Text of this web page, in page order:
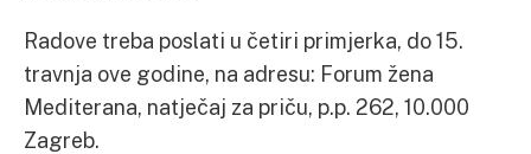
Radove treba poslati u četiri primjerka, do 15.
travnja ove godine, na adresu: Forum žena
Mediterana, natječaj za priču, p.p. 262, 10.000
Zagreb.